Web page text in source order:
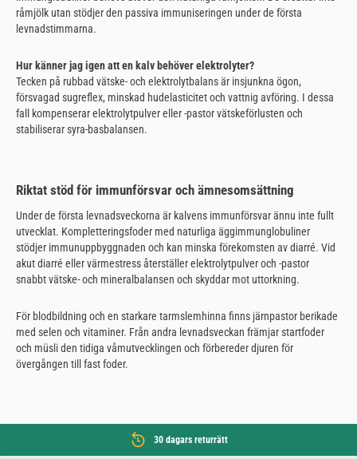
råmjölk utan stödjer den passiva immuniseringen under de första
levnadstimmarna.
Hur känner jag igen att en kalv behöver elektrolyter?
Tecken på rubbad vätske- och elektrolytbalans är insjunkna ögon,
försvagad sugreflex, minskad hudelasticitet och vattnig avföring. I dessa
fall kompenserar elektrolytpulver eller -pastor vätskeförlusten och
stabiliserar syra-basbalansen.
Riktat stöd för immunförsvar och ämnesomsättning
Under de första levnadsveckorna är kalvens immunförsvar ännu inte fullt
utvecklat. Kompletteringsfoder med naturliga äggimmunglobuliner
stödjer immunuppbyggnaden och kan minska förekomsten av diarré. Vid
akut diarré eller värmestress återställer elektrolytpulver och -pastor
snabbt vätske- och mineralbalansen och skyddar mot uttorkning.
För blodbildning och en starkare tarmslemhinna finns järnpastor berikade
med selen och vitaminer. Från andra levnadsveckan främjar startfoder
och müsli den tidiga våmutvecklingen och förbereder djuren för
övergången till fast foder.
30 dagars returrätt